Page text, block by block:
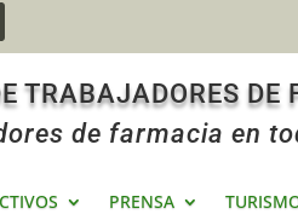
TRABAJADORES DE
de farmacia en
PRENSA